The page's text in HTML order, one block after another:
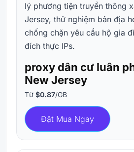
lý phương tiện truyền thông
Jersey, thử nghiệm bản địa
chống chặn yêu cầu hộ gia
đích thực IPs.
proxy dân cư luân
New Jersey
Từ $0.87/GB
Đặt Mua Ngay